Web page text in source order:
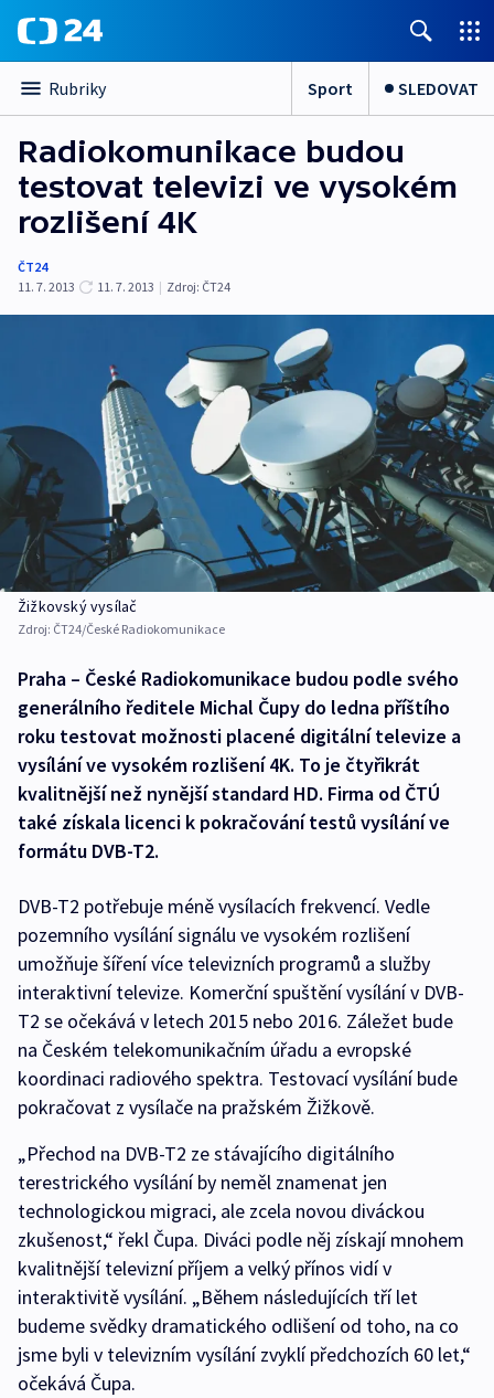
Rubriky Sport SLEDOVAT
Radiokomunikace budou
testovat televizi ve vysokém
rozlišení 4K
ČT24
11. 7. 2013
11. 7. 2013 | Zdroj: ČT24
Žižkovský vysílač
Zdroj: ČT24/České Radiokomunikace
Praha – České Radiokomunikace budou podle svého
generálního ředitele Michal Čupy do ledna příštího
roku testovat možnosti placené digitální televize a
vysílání ve vysokém rozlišení 4K. To je čtyřikrát
kvalitnější než nynější standard HD. Firma od ČTÚ
také získala licenci k pokračování testů vysílání ve
formátu DVB-T2.
DVB-T2 potřebuje méně vysílacích frekvencí. Vedle
pozemního vysílání signálu ve vysokém rozlišení
umožňuje šíření více televizních programů a služby
interaktivní televize. Komerční spuštění vysílání v DVB-
T2 se očekává v letech 2015 nebo 2016. Záležet bude
na Českém telekomunikačním úřadu a evropské
koordinaci radiového spektra. Testovací vysílání bude
pokračovat z vysílače na pražském Žižkově.
„Přechod na DVB-T2 ze stávajícího digitálního
terestrického vysílání by neměl znamenat jen
technologickou migraci, ale zcela novou diváckou
zkušenost,“ řekl Čupa. Diváci podle něj získají mnohem
kvalitnější televizní příjem a velký přínos vidí v
interaktivitě vysílání. „Během následujících tří let
budeme svědky dramatického odlišení od toho, na co
jsme byli v televizním vysílání zvyklí předchozích 60 let,“
očekává Čupa.